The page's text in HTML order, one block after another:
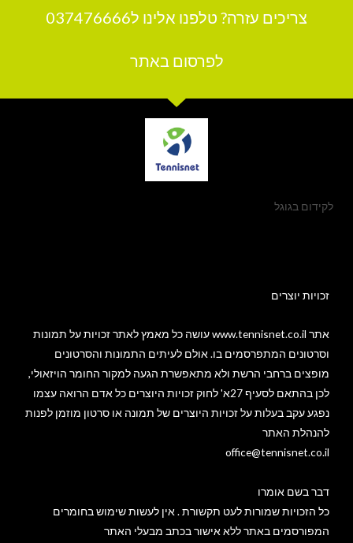
צריכים עזרה? טלפנו אלינו ל037476666
לפרסום באתר
לקידום בגוגל
זכויות יוצרים​
אתר www.tennisnet.co.il עושה כל מאמץ לאתר זכויות על תמונות
וסרטונים המתפרסמים בו. אולם לעיתים התמונות והסרטונים
מופצים ברחבי הרשת ולא מתאפשרת הגעה למקור החומר הויזאולי,
לכן בהתאם לסעיף 27א' לחוק זכויות היוצרים כל אדם הרואה עצמו
נפגע עקב בעלות על זכויות היוצרים של תמונה או סרטון מוזמן לפנות
להנהלת האתר
office@tennisnet.co.il
דבר בשם אומרו
כל הזכויות שמורות לעט תקשורת . אין לעשות שימוש בחומרים
המפורסמים באתר ללא אישור בכתב מבעלי האתר